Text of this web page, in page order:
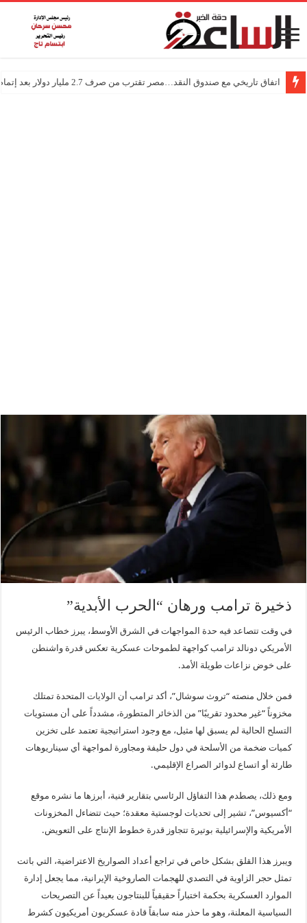
اتفاق تاريخي مع صندوق النقد…مصر تقترب من صرف 2.7 مليار دولار بعد إتمام المراجعتين
ذخيرة ترامب ورهان “الحرب الأبدية”
في وقت تتصاعد فيه حدة المواجهات في الشرق الأوسط، يبرز خطاب الرئيس
الأمريكي دونالد ترامب كواجهة لطموحات عسكرية تعكس قدرة واشنطن
على خوض نزاعات طويلة الأمد.
فمن خلال منصته “تروث سوشال”، أكد ترامب أن الولايات المتحدة تمتلك
مخزوناً “غير محدود تقريبًا” من الذخائر المتطورة، مشدداً على أن مستويات
التسلح الحالية لم يسبق لها مثيل، مع وجود استراتيجية تعتمد على تخزين
كميات ضخمة من الأسلحة في دول حليفة ومجاورة لمواجهة أي سيناريوهات
طارئة أو اتساع لدوائر الصراع الإقليمي.
ومع ذلك، يصطدم هذا التفاؤل الرئاسي بتقارير فنية، أبرزها ما نشره موقع
“أكسيوس”، تشير إلى تحديات لوجستية معقدة؛ حيث تتضاءل المخزونات
الأمريكية والإسرائيلية بوتيرة تتجاوز قدرة خطوط الإنتاج على التعويض.
ويبرز هذا القلق بشكل خاص في تراجع أعداد الصواريخ الاعتراضية، التي باتت
تمثل حجر الزاوية في التصدي للهجمات الصاروخية الإيرانية، مما يجعل إدارة
الموارد العسكرية بحكمة اختباراً حقيقياً للبنتاجون بعيداً عن التصريحات
السياسية المعلنة، وهو ما حذر منه سابقاً قادة عسكريون أمريكيون كشرط